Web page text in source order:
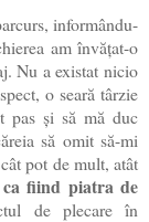
informându-
am învățat-o
Nu a existat nicio
o seară târzie
pas și să mă duc
să omit să-mi
pot de mult, atât
fiind piatra de
de plecare în